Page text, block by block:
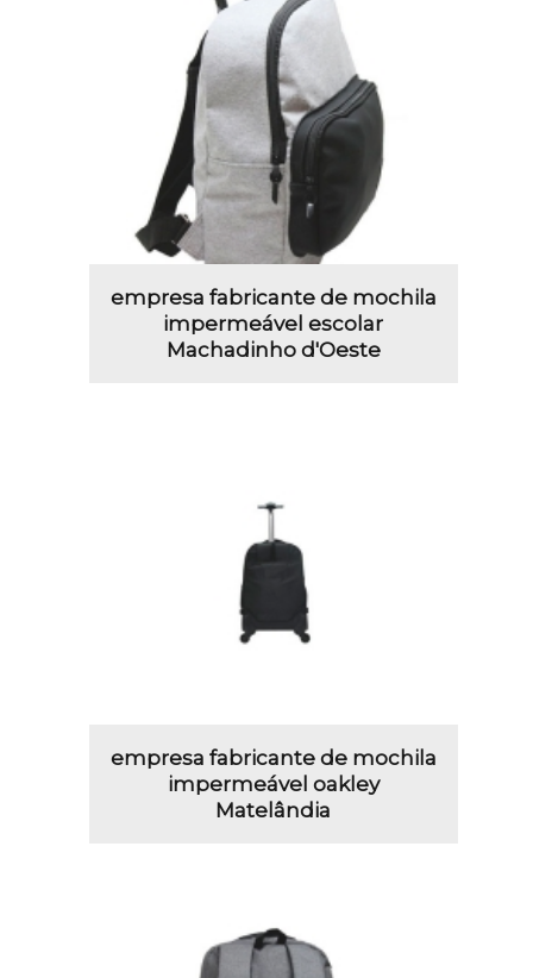
empresa fabricante de mochila
impermeável escolar
Machadinho d'Oeste
empresa fabricante de mochila
impermeável oakley
Matelândia